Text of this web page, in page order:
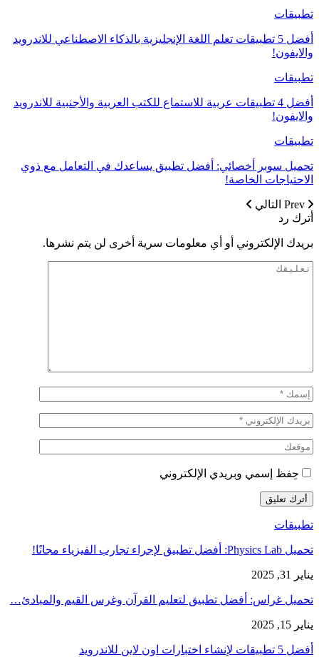
تطبيقات
أفضل 5 تطبيقات تعلم اللغة الإنجليزية بالذكاء الاصطناعي للاندرويد
والايفون!
تطبيقات
أفضل 4 تطبيقات عربية للاستماع للكتب العربية والأجنبية للاندرويد
والايفون!
تطبيقات
تحميل سوبر أخصائي: أفضل تطبيق يساعدك في التعامل مع ذوي
الاحتياجات الخاصة!
التالي
أترك رد
بريدك الإلكتروني أو أي معلومات سرية أخرى لن يتم نشرها.
حِفظ إسمي وبريدي الإلكتروني
تطبيقات
تحميل Physics Lab: أفضل تطبيق لإجراء تجارب الفيزياء مجانًا!
يناير 31, 2025
تحميل غراس: أفضل تطبيق لتعليم القرآن وغرس القيم والمبادئ…
يناير 15, 2025
أفضل 5 تطبيقات لإنشاء اختبارات اون لاين للاندرويد